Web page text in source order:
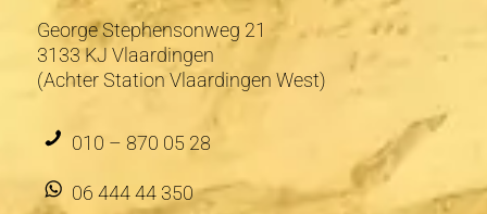
George Stephensonweg 21
3133 KJ Vlaardingen
(Achter Station Vlaardingen West)
010 – 870 05 28
06 444 44 350